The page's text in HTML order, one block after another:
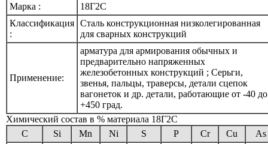
Марка :
18Г2С
Классификация
:
Сталь конструкционная низколегированная
для сварных конструкций
Применение:
арматура для армирования обычных и
предварительно напряженных
железобетонных конструкций ; Серьги,
звенья, пальцы, траверсы, детали сцепок
вагонеток и др. детали, работающие от -40 до
+450 град.
Химический состав в % материала 18Г2С
C
Si Mn Ni S P Cr Cu
As